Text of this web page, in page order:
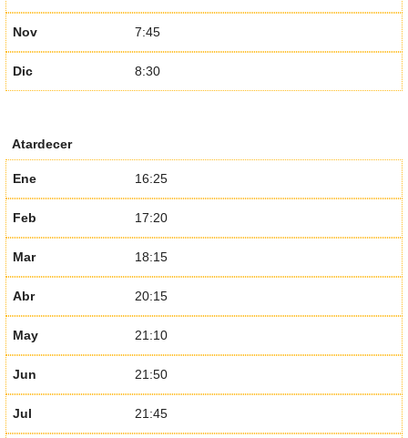
Nov 7:45
Dic 8:30
Atardecer
Ene 16:25
Feb 17:20
Mar 18:15
Abr 20:15
May 21:10
Jun 21:50
Jul 21:45